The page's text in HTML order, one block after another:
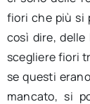
fiori che più si
così dire, delle
scegliere fiori
se questi
mancato, si